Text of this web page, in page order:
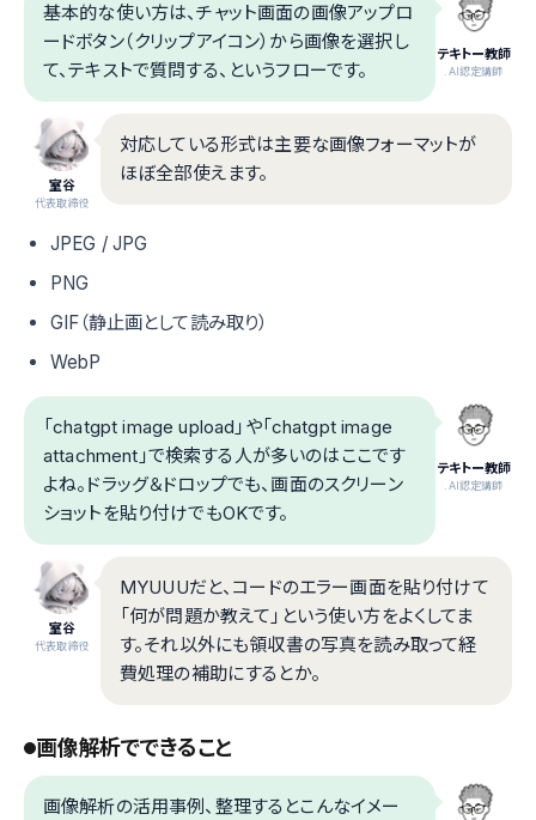
テキトー教師
.AI認定講師
基本的な使い方は、チャット画面の画像アップロ
ードボタン（クリップアイコン）から画像を選択し
て、テキストで質問する、というフローです。
室谷
代表取締役
対応している形式は主要な画像フォーマットが
ほぼ全部使えます。
JPEG / JPG
PNG
GIF（静止画として読み取り）
WebP
テキトー教師
.AI認定講師
「chatgpt image upload」や「chatgpt image
attachment」で検索する人が多いのはここです
よね。ドラッグ＆ドロップでも、画面のスクリーン
ショットを貼り付けでもOKです。
室谷
代表取締役
MYUUUだと、コードのエラー画面を貼り付けて
「何が問題か教えて」という使い方をよくしてま
す。それ以外にも領収書の写真を読み取って経
費処理の補助にするとか。
画像解析でできること
画像解析の活用事例、整理するとこんなイメー